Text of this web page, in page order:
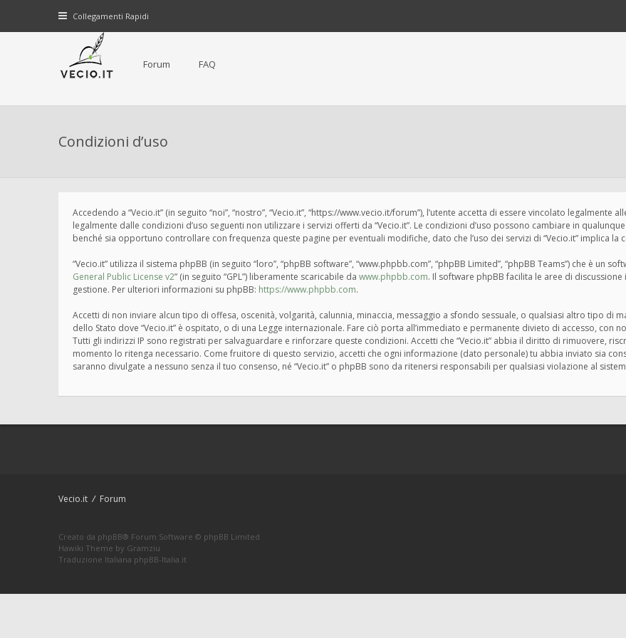
Collegamenti Rapidi
Forum FAQ
Condizioni d’uso
Accedendo a “Vecio.it” (in seguito “noi”, “nostro”, “Vecio.it”, “https://www.vecio.it/forum”), l’utente accetta di essere vincolato legalmente
legalmente dalle condizioni d’uso seguenti non utilizzare i servizi offerti da “Vecio.it”. Le condizioni d’uso possono cambiare in
benché sia opportuno controllare con frequenza queste pagine per eventuali modifiche, dato che l’uso dei servizi di “Vecio.it” implica la
“Vecio.it” utilizza il sistema phpBB (in seguito “loro”, “phpBB software”, “www.phpbb.com”, “phpBB Limited”, “phpBB Teams”) che è un
General Public License v2” (in seguito “GPL”) liberamente scaricabile da www.phpbb.com. Il software phpBB facilita le aree di
gestione. Per ulteriori informazioni su phpBB: https://www.phpbb.com.
Accetti di non inviare alcun tipo di offesa, oscenità, volgarità, calunnia, minaccia, messaggio a sfondo sessuale, o qualsiasi altro tipo di
dello Stato dove “Vecio.it” è ospitato, o di una Legge internazionale. Fare ciò porta all’immediato e permanente divieto di accesso,
Tutti gli indirizzi IP sono registrati per salvaguardare e rinforzare queste condizioni. Accetti che “Vecio.it” abbia il diritto di rimuovere,
momento lo ritenga necessario. Come fruitore di questo servizio, accetti che ogni informazione (dato personale) tu abbia inviato sia
saranno divulgate a nessuno senza il tuo consenso, né “Vecio.it” o phpBB sono da ritenersi responsabili per qualsiasi violazione al
Vecio.it Forum
Creato da phpBB® Forum Software © phpBB Limited
Hawiki Theme by Gramziu
Traduzione Italiana phpBB-Italia.it